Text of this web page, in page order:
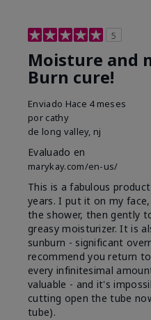
5
Moisture and
Burn cure!
Enviado Hace 4 meses
por cathy
de long valley, nj
Evaluado en
marykay.com/en-us/
This is a fabulous
years. I put it on my
the shower, then gently
greasy moisturizer. It is
sunburn - significant
recommend you return
every infinitesimal
valuable - and it's
cutting open the tube
tube).